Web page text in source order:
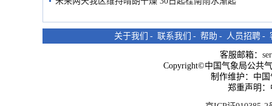
关于我们 - 联系我们 - 帮助 - 人员招聘 -
客服邮箱：
Copyright©中国气象局公共
制作维护：中
郑重声明